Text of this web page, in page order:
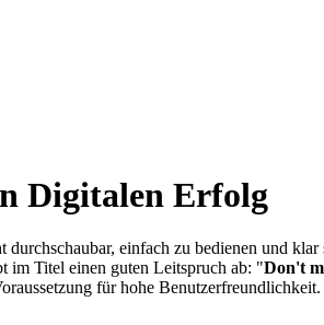
Digitalen Erfolg
durchschaubar, einfach zu bedienen und
im Titel einen guten Leitspruch ab: "Don't
für hohe